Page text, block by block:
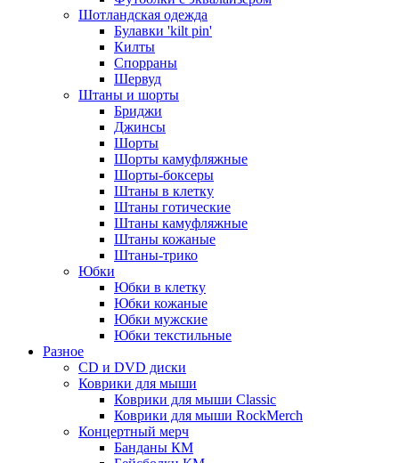
Шотландская одежда
Булавки 'kilt pin'
Килты
Спорраны
Шервуд
Штаны и шорты
Бриджи
Джинсы
Шорты
Шорты камуфляжные
Шорты-боксеры
Штаны в клетку
Штаны готические
Штаны камуфляжные
Штаны кожаные
Штаны-трико
Юбки
Юбки в клетку
Юбки кожаные
Юбки мужские
Юбки текстильные
Разное
CD и DVD диски
Коврики для мыши
Коврики для мыши Classic
Коврики для мыши RockMerch
Концертный мерч
Банданы КМ